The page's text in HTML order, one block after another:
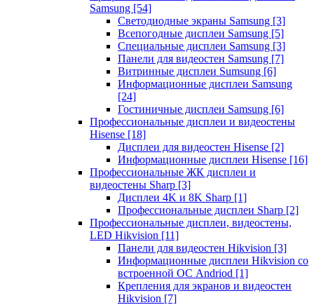
Samsung [54]
Светодиодные экраны Samsung [3]
Всепогодные дисплеи Samsung [5]
Специальные дисплеи Samsung [3]
Панели для видеостен Samsung [7]
Витринные дисплеи Sumsung [6]
Информационные дисплеи Samsung
[24]
Гостиничные дисплеи Samsung [6]
Профессиональные дисплеи и видеостены
Hisense [18]
Дисплеи для видеостен Hisense [2]
Информационные дисплеи Hisense [16]
Профессиональные ЖК дисплеи и
видеостены Sharp [3]
Дисплеи 4K и 8K Sharp [1]
Профессиональные дисплеи Sharp [2]
Профессиональные дисплеи, видеостены,
LED Hikvision [11]
Панели для видеостен Hikvision [3]
Информационные дисплеи Hikvision со
встроенной ОС Andriod [1]
Крепления для экранов и видеостен
Hikvision [7]